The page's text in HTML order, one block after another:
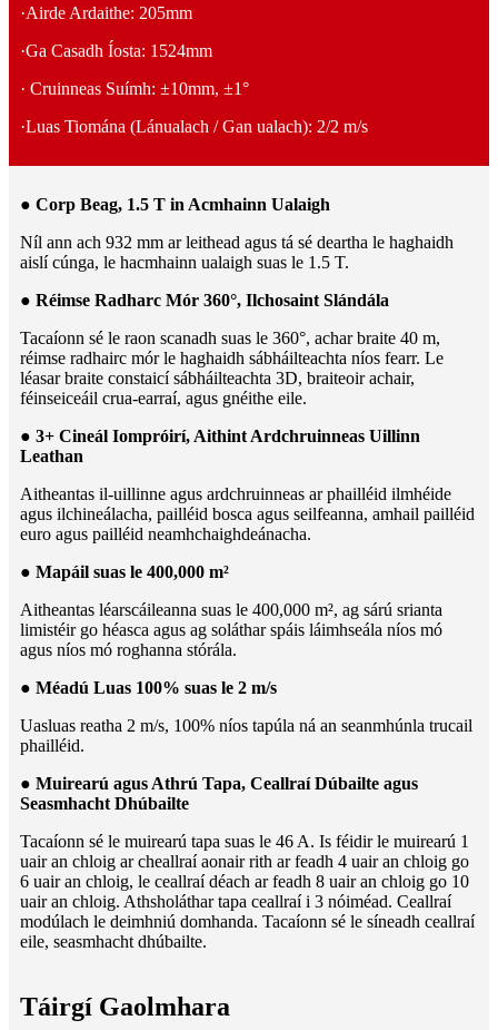
·Airde Ardaithe: 205mm
·Ga Casadh Íosta: 1524mm
· Cruinneas Suímh: ±10mm, ±1°
·Luas Tiomána (Lánualach / Gan ualach): 2/2 m/s
● Corp Beag, 1.5 T in Acmhainn Ualaigh
Níl ann ach 932 mm ar leithead agus tá sé deartha le haghaidh
aislí cúnga, le hacmhainn ualaigh suas le 1.5 T.
● Réimse Radharc Mór 360°, Ilchosaint Slándála
Tacaíonn sé le raon scanadh suas le 360°, achar braite 40 m,
réimse radhairc mór le haghaidh sábháilteachta níos fearr. Le
léasar braite constaicí sábháilteachta 3D, braiteoir achair,
féinseiceáil crua-earraí, agus gnéithe eile.
● 3+ Cineál Iompróirí, Aithint Ardchruinneas Uillinn
Leathan
Aitheantas il-uillinne agus ardchruinneas ar phailléid ilmhéide
agus ilchineálacha, pailléid bosca agus seilfeanna, amhail pailléid
euro agus pailléid neamhchaighdeánacha.
● Mapáil suas le 400,000 m²
Aitheantas léarscáileanna suas le 400,000 m², ag sárú srianta
limistéir go héasca agus ag soláthar spáis láimhseála níos mó
agus níos mó roghanna stórála.
● Méadú Luas 100% suas le 2 m/s
Uasluas reatha 2 m/s, 100% níos tapúla ná an seanmhúnla trucail
phailléid.
● Muirearú agus Athrú Tapa, Ceallraí Dúbailte agus
Seasmhacht Dhúbailte
Tacaíonn sé le muirearú tapa suas le 46 A. Is féidir le muirearú 1
uair an chloig ar cheallraí aonair rith ar feadh 4 uair an chloig go
6 uair an chloig, le ceallraí déach ar feadh 8 uair an chloig go 10
uair an chloig. Athsholáthar tapa ceallraí i 3 nóiméad. Ceallraí
modúlach le deimhniú domhanda. Tacaíonn sé le síneadh ceallraí
eile, seasmhacht dhúbailte.
Táirgí Gaolmhara